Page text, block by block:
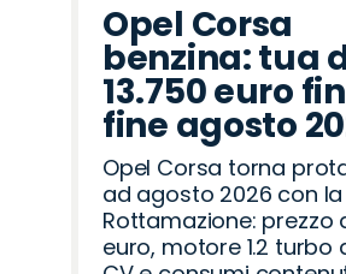
Opel Corsa
benzina: tua
13.750 euro
fine agosto
Opel Corsa torna
ad agosto 2026 con la
Rottamazione: prezzo
euro, motore 1.2 turbo